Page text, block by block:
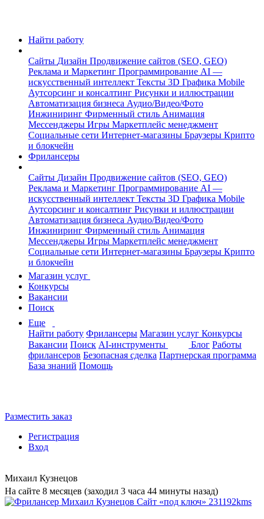
Найти работу
Сайты Дизайн Продвижение сайтов (SEO, GEO)
Реклама и Маркетинг Программирование AI —
искусственный интеллект Тексты 3D Графика Mobile
Аутсорсинг и консалтинг Рисунки и иллюстрации
Автоматизация бизнеса Аудио/Видео/Фото
Инжиниринг Фирменный стиль Анимация
Мессенджеры Игры Маркетплейс менеджмент
Социальные сети Интернет-магазины Браузеры Крипто
и блокчейн
Фрилансеры
Сайты Дизайн Продвижение сайтов (SEO, GEO)
Реклама и Маркетинг Программирование AI —
искусственный интеллект Тексты 3D Графика Mobile
Аутсорсинг и консалтинг Рисунки и иллюстрации
Автоматизация бизнеса Аудио/Видео/Фото
Инжиниринг Фирменный стиль Анимация
Мессенджеры Игры Маркетплейс менеджмент
Социальные сети Интернет-магазины Браузеры Крипто
и блокчейн
Магазин услуг
Конкурсы
Вакансии
Поиск
Еще
Найти работу Фрилансеры Магазин услуг Конкурсы
Вакансии Поиск AI-инструменты Блог Работы
фрилансеров Безопасная сделка Партнерская программа
База знаний Помощь
Разместить заказ
Регистрация
Вход
Михаил Кузнецов
На сайте 8 месяцев (заходил 3 часа 44 минуты назад)